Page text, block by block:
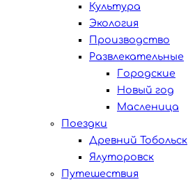
Культура
Экология
Производство
Развлекательные
Городские
Новый год
Масленица
Поездки
Древний Тобольск
Ялуторовск
Путешествия